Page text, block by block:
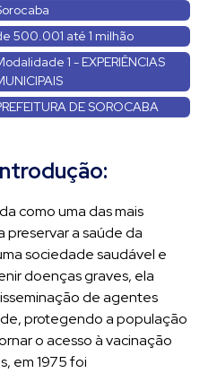
500.001 até 1 milhão
1 - EXPERIÊNCIAS
DE SOROCABA
como uma das mais
preservar a saúde da
sociedade saudável e
doenças graves, ela
de agentes
protegendo a população
o acesso à vacinação
em 1975 foi